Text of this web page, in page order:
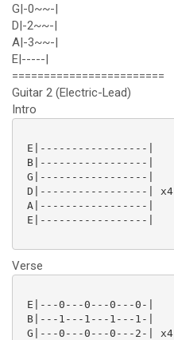
G|-0~~-|
D|-2~~-|
A|-3~~-|
E|-----|
========================
Guitar 2 (Electric-Lead)
Intro
E|-----------------|
B|-----------------|
G|-----------------|
D|-----------------| x4
A|-----------------|
E|-----------------|
Verse
E|---0---0---0---0-|
B|---1---1---1---1-|
G|---0---0---0---2-| x4